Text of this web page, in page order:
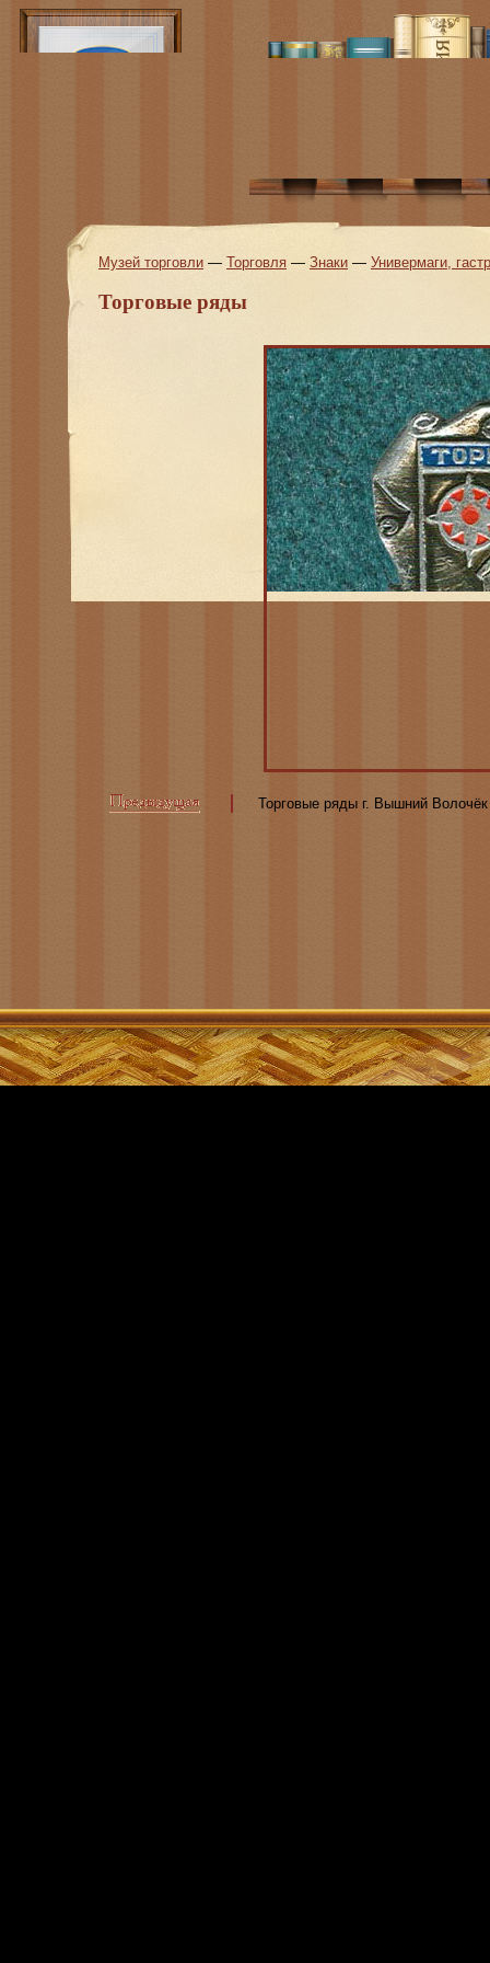
Музей торговли — Торговля — Знаки — Универмаги,
Торговые ряды
Торговые ряды г. Вышний Волочёк